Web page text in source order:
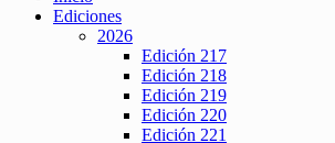
Ediciones
2026
Edición 217
Edición 218
Edición 219
Edición 220
Edición 221